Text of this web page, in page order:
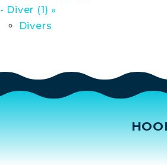
- Diver (1) »
Divers